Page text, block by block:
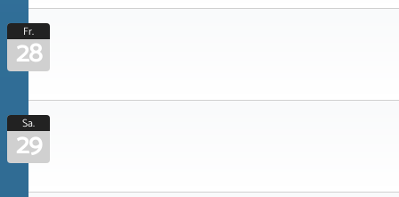
Fr.
28
Sa.
29